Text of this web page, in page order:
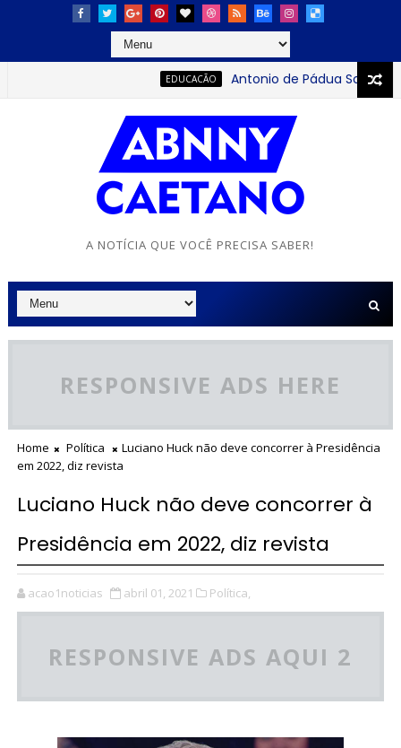
EDUCACÃO Antonio de Pádua Sobrinho: o
A NOTÍCIA QUE VOCÊ PRECISA SABER!
RESPONSIVE ADS HERE
Home Política
Luciano Huck não deve concorrer à Presidência
em 2022, diz revista
Luciano Huck não deve concorrer à
Presidência em 2022, diz revista
acao1noticias abril 01, 2021 Política,
RESPONSIVE ADS AQUI 2